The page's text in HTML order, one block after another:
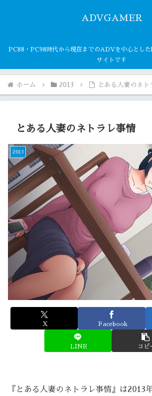
ADVGAMER
PC88・PC98時代から現在までのADVを中心とし
サイトです
ホーム 2013 とある人妻のネト
とある人妻のネトラレ事情
2013
X Facebook
LINE コピ
『とある人妻のネトラレ事情』は2013